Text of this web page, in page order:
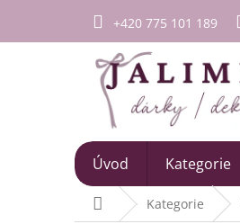
obsah
+420 775 101 189
Úvod Kategorie
Domů Kategorie